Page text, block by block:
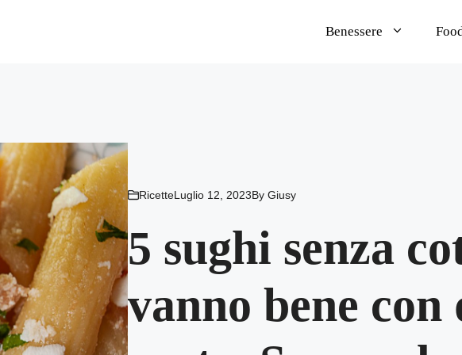
Benessere
RicetteLuglio 12, 2023By Giusy
5 sughi senza
vanno bene con